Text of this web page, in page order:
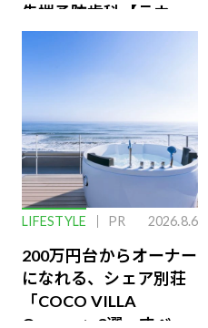
先端予防歯科【ラウン
ジ会員特典あり】
LIFESTYLE PR 2026.8.6
200万円台からオーナー
になれる、シェア別荘
「COCO VILLA
Owners」3選。すべて